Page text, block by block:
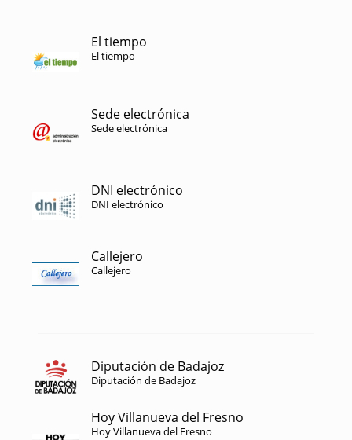
El tiempo
El tiempo
Sede electrónica
Sede electrónica
DNI electrónico
DNI electrónico
Callejero
Callejero
Diputación de Badajoz
Diputación de Badajoz
Hoy Villanueva del Fresno
Hoy Villanueva del Fresno